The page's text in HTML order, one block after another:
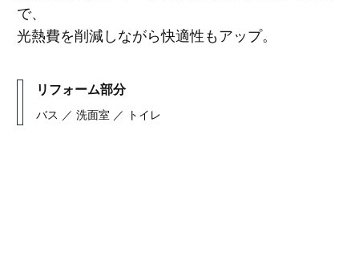
で、
光熱費を削減しながら快適性もアップ。
リフォーム部分
バス ／ 洗面室 ／ トイレ